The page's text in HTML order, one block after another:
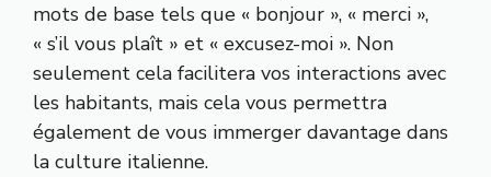
mots de base tels que « bonjour », « merci »,
« s’il vous plaît » et « excusez-moi ». Non
seulement cela facilitera vos interactions avec
les habitants, mais cela vous permettra
également de vous immerger davantage dans
la culture italienne.